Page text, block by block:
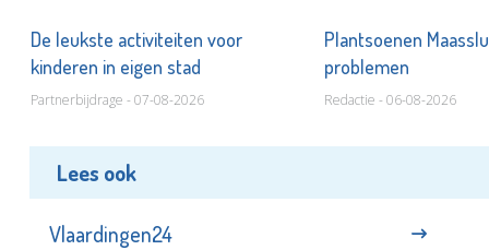
De leukste activiteiten voor
kinderen in eigen stad
Partnerbijdrage - 07-08-2026
Plantsoenen
problemen
Redactie - 06-08-2026
Lees ook
Vlaardingen24